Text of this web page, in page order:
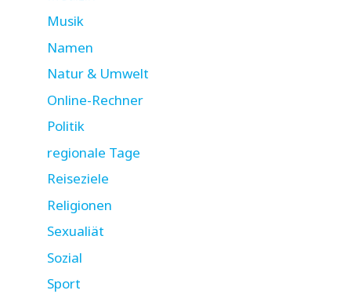
Musik
Namen
Natur & Umwelt
Online-Rechner
Politik
regionale Tage
Reiseziele
Religionen
Sexualiät
Sozial
Sport